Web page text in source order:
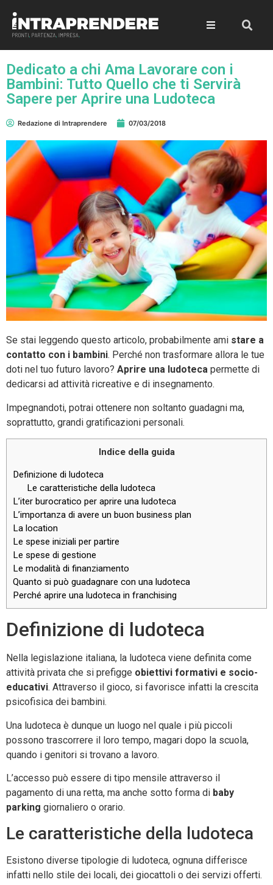
Dedicato a chi Ama Lavorare con i
Bambini: Tutto Quello che ti Servirà
Sapere per Aprire una Ludoteca
Redazione di Intraprendere 07/03/2018
Se stai leggendo questo articolo, probabilmente ami stare a
contatto con i bambini. Perché non trasformare allora le tue
doti nel tuo futuro lavoro? Aprire una ludoteca permette di
dedicarsi ad attività ricreative e di insegnamento.
Impegnandoti, potrai ottenere non soltanto guadagni ma,
soprattutto, grandi gratificazioni personali.
Indice della guida
Definizione di ludoteca
Le caratteristiche della ludoteca
L’iter burocratico per aprire una ludoteca
L’importanza di avere un buon business plan
La location
Le spese iniziali per partire
Le spese di gestione
Le modalità di finanziamento
Quanto si può guadagnare con una ludoteca
Perché aprire una ludoteca in franchising
Definizione di ludoteca
Nella legislazione italiana, la ludoteca viene definita come
attività privata che si prefigge obiettivi formativi e socio-
educativi. Attraverso il gioco, si favorisce infatti la crescita
psicofisica dei bambini.
Una ludoteca è dunque un luogo nel quale i più piccoli
possono trascorrere il loro tempo, magari dopo la scuola,
quando i genitori si trovano a lavoro.
L’accesso può essere di tipo mensile attraverso il
pagamento di una retta, ma anche sotto forma di baby
parking giornaliero o orario.
Le caratteristiche della ludoteca
Esistono diverse tipologie di ludoteca, ognuna differisce
infatti nello stile dei locali, dei giocattoli o dei servizi offerti.